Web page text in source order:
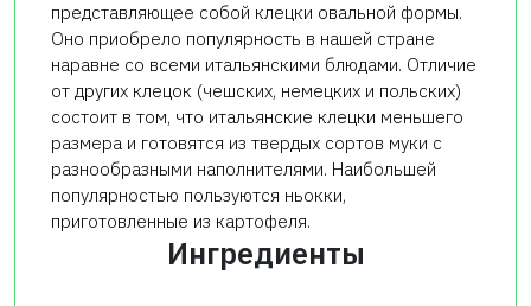
представляющее собой клецки овальной формы.
Оно приобрело популярность в нашей стране
наравне со всеми итальянскими блюдами. Отличие
от других клецок (чешских, немецких и польских)
состоит в том, что итальянские клецки меньшего
размера и готовятся из твердых сортов муки с
разнообразными наполнителями. Наибольшей
популярностью пользуются ньокки,
приготовленные из картофеля.
Ингредиенты